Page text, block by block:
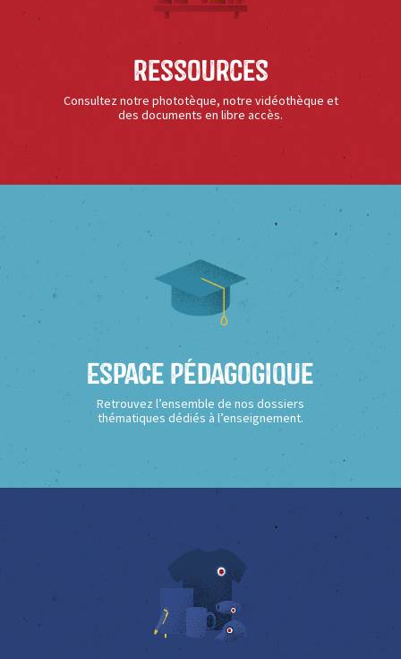
Ressources
Consultez notre phototèque, notre vidéothèque et
des documents en libre accès.
Espace Pédagogique
Retrouvez l’ensemble de nos dossiers
thématiques dédiés à l’enseignement.